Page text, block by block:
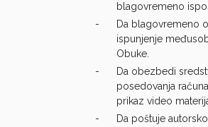
blagovremeno
Da blagovremeno
ispunjenje
Obuke.
Da obezbedi
posedovanja
prikaz video
Da poštuje